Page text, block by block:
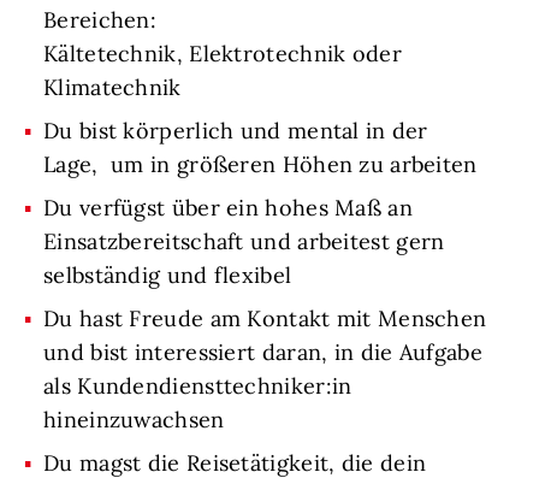
Bereichen:
Kältetechnik, Elektrotechnik oder
Klimatechnik
Du bist körperlich und mental in der
Lage, um in größeren Höhen zu arbeiten
Du verfügst über ein hohes Maß an
Einsatzbereitschaft und arbeitest gern
selbständig und flexibel
Du hast Freude am Kontakt mit Menschen
und bist interessiert daran, in die Aufgabe
als Kundendiensttechniker:in
hineinzuwachsen
Du magst die Reisetätigkeit, die dein